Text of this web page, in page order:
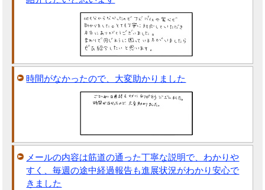
時間がなかったので、大変助かりました
メールの内容は筋道の通った丁寧な説明で、わかりや
すく、毎週の途中経過報告も進展状況がわかり安心で
きました